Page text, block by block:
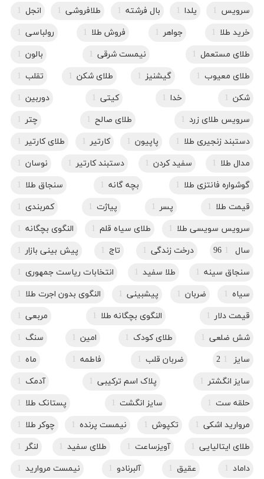
سرویس 1 یلدا 1 بال فرشته 1 طلافروشی 1 انجل 1
خرید طلا 1 جواهر 1 فروش طلا 1 رولباسی 1
طلای مستعمل 1 نیمست شرقی 1 بالون 1
طلای معیوب 1 گیشنیز 1 طلای شکن 1 تقلب 1
شکن 1 خدا 1 کیتی 1 دوربین 1
سرویس طلای زرد 1 طلای صالح 1 چتر 1
دستبند زنجیری طلا 1 پاپیون 1 کارتیر 1 طلای کارتیر 1
مدال طلا 1 سفید کردن 1 دستبند کارتیر 1 نوسان 1
گوشواره فانتزی طلا 1 بچه گانه 1 سنجاق طلا 1
قیمت طلا 1 پسر 1 پیاژت 1 کمربندی 1
سرویس سویسی طلا 1 طلای سیاه قلم 1 النگوی بچگانه 1
سال 96
1 درخت زندگی 1 تاج 1 پیش بینی بازار 1
سنجاق سینه 1 طلا سفید 1 انتخابات ریاست جمهوری 1
سیاه 1 ضربان 1 پیشبینی 1 النگوی بدون اجرت طلا 1
قیمت دلار 1 النگوی بچگانه طلا 1 مربعی 1
شش ضلعی 1 طلای کودک 1 امین 1 سنگ 1
سایز 2
1 ضربان قلب 1 فاطمه 1 ماه 1
سایز انگشتر 1 پلاک اسم ترکیبی 1 آدمک 1
حلقه ست 1 سایز انگشت 1 پستانک طلا 1
مروارید اشکی 1 تکپوش 1 نیمست پرنده 1 چوکر طلا 1
طلای ایتالیایی 1 آویزساعت 1 طلای سفید 1 لنگر 1
داماد 1 عقیق 1 آلبرنادو 1 نیمست مروارید 1